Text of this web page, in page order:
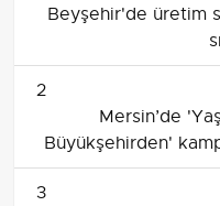
Beyşehir'de üretim
2
Mersin’de
Büyükşehirden'
3